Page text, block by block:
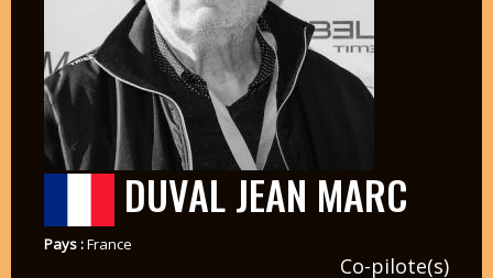
DUVAL JEAN MARC
Pays :France
Co-pilote(s)